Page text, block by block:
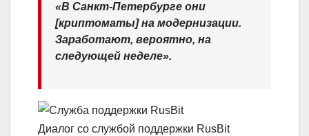
«В Санкт-Петербурге они
[криптоматы] на модернизации.
Заработают, вероятно, на
следующей неделе».
Диалог со службой поддержки RusBit